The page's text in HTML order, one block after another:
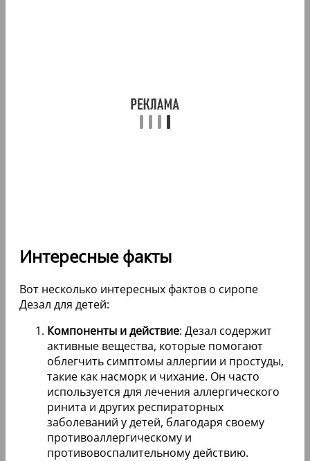
Интересные факты
Вот несколько интересных фактов о сиропе
Дезал для детей:
Компоненты и действие: Дезал содержит
активные вещества, которые помогают
облегчить симптомы аллергии и простуды,
такие как насморк и чихание. Он часто
используется для лечения аллергического
ринита и других респираторных
заболеваний у детей, благодаря своему
противоаллергическому и
противовоспалительному действию.